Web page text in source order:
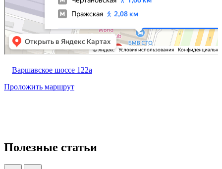
Варшавское шоссе 122а
Проложить маршрут
Полезные статьи